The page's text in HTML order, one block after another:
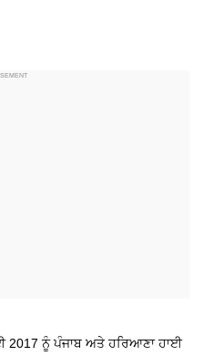
2017 ਨੂੰ ਪੰਜਾਬ ਅਤੇ ਹਰਿਆਣਾ ਹਾਈ